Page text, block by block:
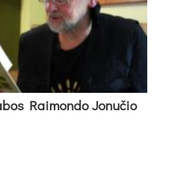
Rai­mon­do Jo­nu­čio